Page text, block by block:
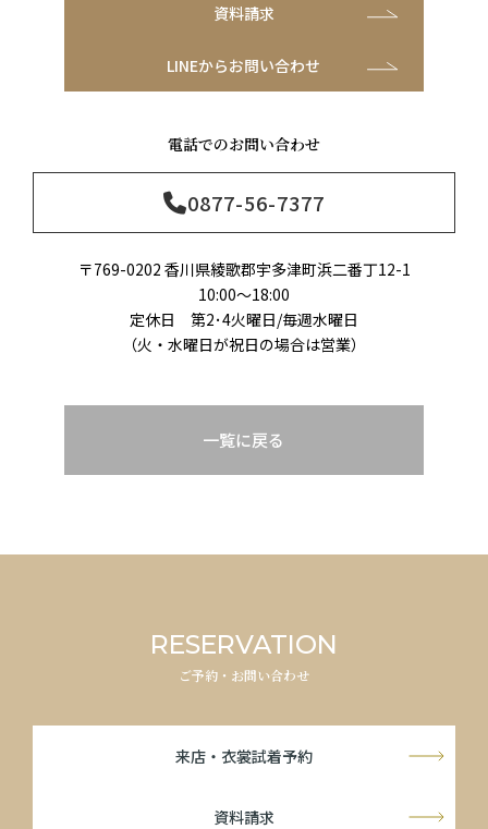
資料請求
LINEからお問い合わせ
電話でのお問い合わせ
0877-56-7377
〒769-0202 香川県綾歌郡宇多津町浜二番丁12-1
10:00～18:00
定休日 第2･4火曜日/毎週水曜日
（火・水曜日が祝日の場合は営業）
一覧に戻る
RESERVATION
ご予約・お問い合わせ
来店・衣裳試着予約
資料請求